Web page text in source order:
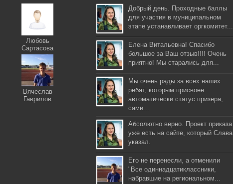
Любовь
Сартасова
Вячеслав
Гаврилов
Добрый день. Проходные баллы
для участия в муниципальном
этапе устанавливает оргкомитет...
Елена Витальевна! Спасибо
большое за Ваш отзыв!!!! Очень
приятно! Мы старались для...
Мы очень рады за всех наших
ребят, которым присвоен
автоматически статус призера,
сами...
Абсолютно верно. Проект приказа
уже есть на сайте, который Слава
указал.
Его не перенесли, а отменили
"Все одиннадцатиклассники,
набравшие на региональном...